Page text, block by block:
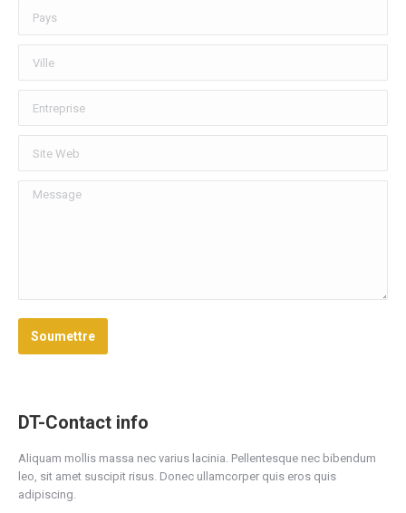
Message
Soumettre
DT-Contact info
Aliquam mollis massa nec varius lacinia. Pellentesque nec bibendum
leo, sit amet suscipit risus. Donec ullamcorper quis eros quis
adipiscing.